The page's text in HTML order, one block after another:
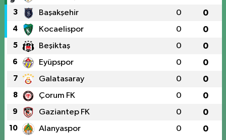
3 Başakşehir 0 0
4 Kocaelispor 0 0
5 Beşiktaş 0 0
6 Eyüpspor 0 0
7 Galatasaray 0 0
8 Çorum FK 0 0
9 Gaziantep FK 0 0
10 Alanyaspor 0 0